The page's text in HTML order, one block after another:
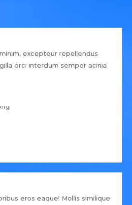
excepteur repellendus
orci interdum semper acinia
eros eaque! Mollis similique